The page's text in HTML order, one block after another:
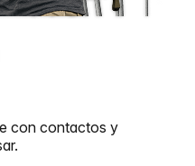
con contactos y